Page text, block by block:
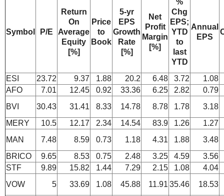
Symbol P/E
Return
On
Average
Equity
[%]
Price
to
Book
5-yr
EPS
Growth
Rate
[%]
Net
Profit
Margin
[%]
%
Chg
EPS;
YTD
to
last
YTD
Annual
EPS
ESI 23.72 9.37 1.88 20.2 6.48 3.72
1.08
AFO
7.01 12.45 0.92 33.36 6.25 2.82
0.79
BVI
30.43 31.41 8.33 14.78 8.78 1.78
3.18
MERY
10.5 12.17 2.34 14.54 83.9 1.26
1.27
MAN
7.48 8.59 0.73 1.18 4.31 1.88
3.48
BRICO
9.65 8.53 0.75 2.48 3.25 4.59
3.56
STF
9.89 15.82 1.44 7.29 2.15 1.08
4.04
VOW
5 33.69 1.08 45.88 11.91 35.46
18.53